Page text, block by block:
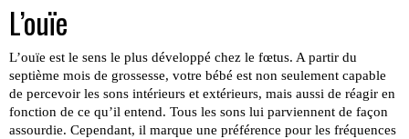
L’ouïe
L’ouïe est le sens le plus développé chez le fœtus. A partir du
septième mois de grossesse, votre bébé est non seulement capable
de percevoir les sons intérieurs et extérieurs, mais aussi de réagir en
fonction de ce qu’il entend. Tous les sons lui parviennent de façon
assourdie. Cependant, il marque une préférence pour les fréquences